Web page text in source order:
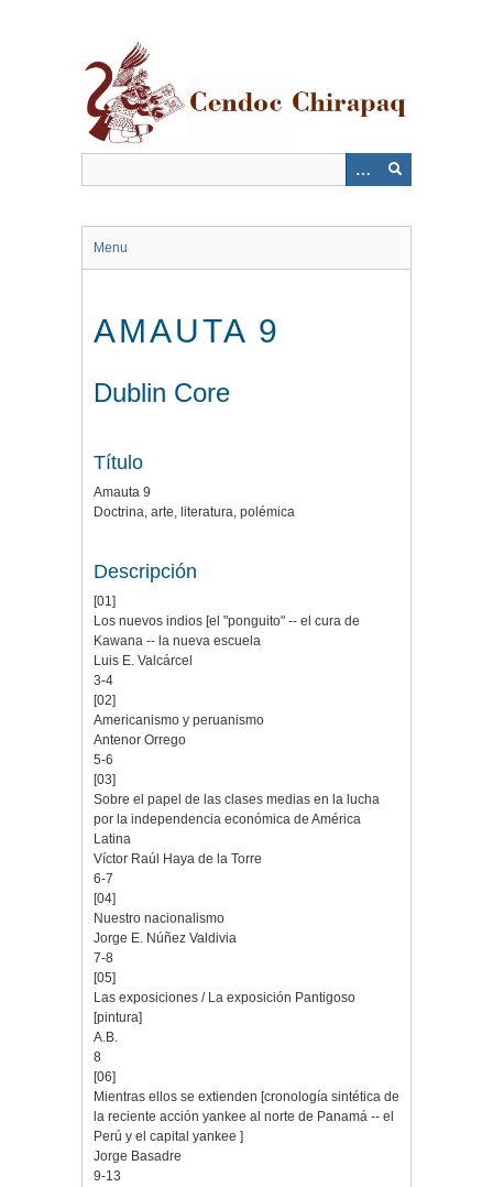
Menu
AMAUTA 9
Dublin Core
Título
Amauta 9
Doctrina, arte, literatura, polémica
Descripción
[01]
Los nuevos indios [el "ponguito" -- el cura de
Kawana -- la nueva escuela
Luis E. Valcárcel
3-4
[02]
Americanismo y peruanismo
Antenor Orrego
5-6
[03]
Sobre el papel de las clases medias en la lucha
por la independencia económica de América
Latina
Víctor Raúl Haya de la Torre
6-7
[04]
Nuestro nacionalismo
Jorge E. Núñez Valdivia
7-8
[05]
Las exposiciones / La exposición Pantigoso
[pintura]
A.B.
8
[06]
Mientras ellos se extienden [cronología sintética de
la reciente acción yankee al norte de Panamá -- el
Perú y el capital yankee ]
Jorge Basadre
9-13